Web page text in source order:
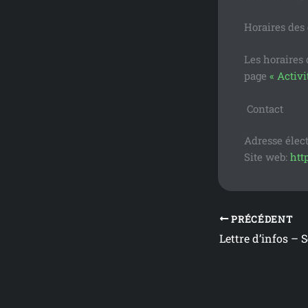
Horaires des
Les horaires
page «
Contact
Adresse
Site web:
PRÉCÉDENT
Lettre d’infos –